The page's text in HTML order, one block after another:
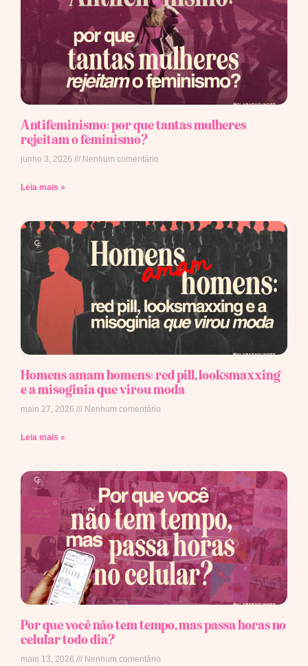
Antifeminismo: por que tantas mulheres
rejeitam o feminismo?
junho 3, 2026 Nenhum comentário
Leia mais »
Homens amam homens: red pill, looksmaxxing
e a misoginia que virou moda
maio 27, 2026 Nenhum comentário
Leia mais »
Por que você não tem tempo, mas passa horas no
celular todo dia?
maio 13, 2026 Nenhum comentário